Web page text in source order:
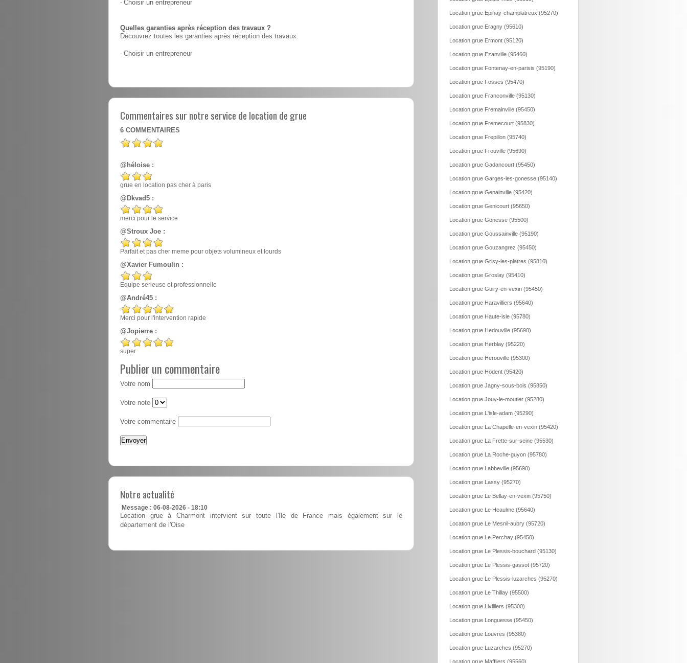
- Choisir un entrepreneur
Quelles garanties après réception des travaux ?
Découvrez toutes les garanties après réception des travaux.
- Choisir un entrepreneur
Commentaires sur notre service de location de grue
6 COMMENTAIRES
@héloise :
grue en location pas cher à paris
@Dkvad5 :
merci pour le service
@Stroux Joe :
Parfait et pas cher meme pour objets volumineux et lourds
@Xavier Fumoulin :
Equipe serieuse et professionnelle
@André45 :
Merci pour l'intervention rapide
@Jopierre :
super
Publier un commentaire
Votre nom
Votre note
Votre commentaire
Notre actualité
Message : 06-08-2026 - 18:10
Location grue à Charmont intervient sur toute l'Ile de France mais également sur le
département de l'Oise
Location grue Epinay-champlatreux (95270)
Location grue Eragny (95610)
Location grue Ermont (95120)
Location grue Ezanville (95460)
Location grue Fontenay-en-parisis (95190)
Location grue Fosses (95470)
Location grue Franconville (95130)
Location grue Fremainville (95450)
Location grue Fremecourt (95830)
Location grue Frepillon (95740)
Location grue Frouville (95690)
Location grue Gadancourt (95450)
Location grue Garges-les-gonesse (95140)
Location grue Genainville (95420)
Location grue Genicourt (95650)
Location grue Gonesse (95500)
Location grue Goussainville (95190)
Location grue Gouzangrez (95450)
Location grue Grisy-les-platres (95810)
Location grue Groslay (95410)
Location grue Guiry-en-vexin (95450)
Location grue Haravilliers (95640)
Location grue Haute-isle (95780)
Location grue Hedouville (95690)
Location grue Herblay (95220)
Location grue Herouville (95300)
Location grue Hodent (95420)
Location grue Jagny-sous-bois (95850)
Location grue Jouy-le-moutier (95280)
Location grue L'isle-adam (95290)
Location grue La Chapelle-en-vexin (95420)
Location grue La Frette-sur-seine (95530)
Location grue La Roche-guyon (95780)
Location grue Labbeville (95690)
Location grue Lassy (95270)
Location grue Le Bellay-en-vexin (95750)
Location grue Le Heaulme (95640)
Location grue Le Mesnil-aubry (95720)
Location grue Le Perchay (95450)
Location grue Le Plessis-bouchard (95130)
Location grue Le Plessis-gassot (95720)
Location grue Le Plessis-luzarches (95270)
Location grue Le Thillay (95500)
Location grue Livilliers (95300)
Location grue Longuesse (95450)
Location grue Louvres (95380)
Location grue Luzarches (95270)
Location grue Maffliers (95560)